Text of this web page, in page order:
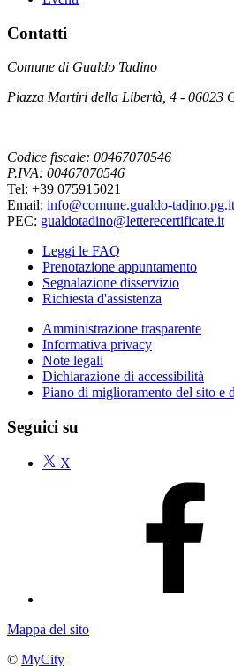
Contatti
Comune di Gualdo Tadino
Piazza Martiri della Libertà, 4 - 06023
Codice fiscale: 00467070546
P.IVA: 00467070546
Tel: +39 075915021
Email: info@comune.gualdo-tadino.pg.it
PEC: gualdotadino@letterecertificate.it
Leggi le FAQ
Prenotazione appuntamento
Segnalazione disservizio
Richiesta d'assistenza
Amministrazione trasparente
Informativa privacy
Note legali
Dichiarazione di accessibilità
Piano di miglioramento del sito e
Seguici su
X
Mappa del sito
© MyCity